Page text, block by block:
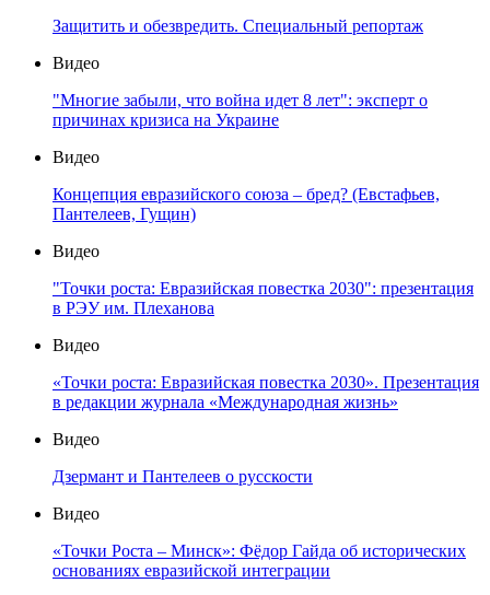
Защитить и обезвредить. Специальный репортаж
Видео
"Многие забыли, что война идет 8 лет": эксперт о
причинах кризиса на Украине
Видео
Концепция евразийского союза – бред? (Евстафьев,
Пантелеев, Гущин)
Видео
"Точки роста: Евразийская повестка 2030": презентация
в РЭУ им. Плеханова
Видео
«Точки роста: Евразийская повестка 2030». Презентация
в редакции журнала «Международная жизнь»
Видео
Дзермант и Пантелеев о русскости
Видео
«Точки Роста – Минск»: Фёдор Гайда об исторических
основаниях евразийской интеграции